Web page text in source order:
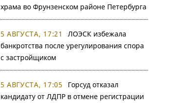
храма во Фрунзенском районе Петербурга
5 АВГУСТА, 17:21
ЛОЭСК избежала
банкротства после урегулирования спора
с застройщиком
5 АВГУСТА, 17:05
Горсуд отказал
кандидату от ЛДПР в отмене регистрации